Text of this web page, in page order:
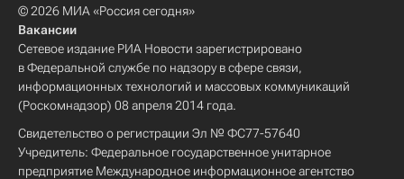
© 2026 МИА «Россия сегодня»
Вакансии
Сетевое издание РИА Новости зарегистрировано
в Федеральной службе по надзору в сфере связи,
информационных технологий и массовых коммуникаций
(Роскомнадзор) 08 апреля 2014 года.
Свидетельство о регистрации Эл № ФС77-57640
Учредитель: Федеральное государственное унитарное
предприятие Международное информационное агентство